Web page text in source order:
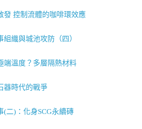
發 控制流體的咖啡環效應
織與城池攻防（四）
端溫度？多層隔熱材料
器時代的戰爭
(二)：化身SCG永續磚